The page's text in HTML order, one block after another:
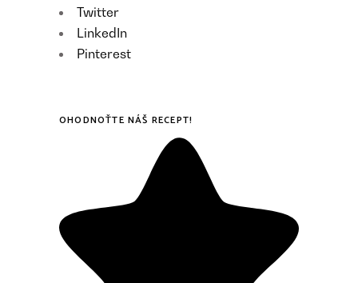
Twitter
LinkedIn
Pinterest
OHODNOŤTE NÁŠ RECEPT!